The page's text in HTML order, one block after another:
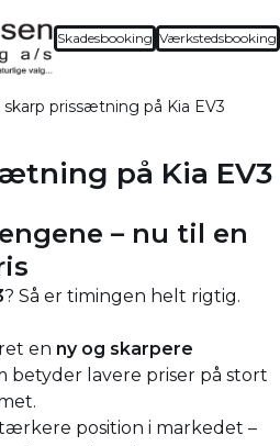
Skadesbooking Værkstedsbooking
skarp prissætning på Kia EV3
på Kia EV3
– nu til en
? Så er timingen helt rigtig.
en ny og skarpere
betyder lavere priser på stort
position i markedet –